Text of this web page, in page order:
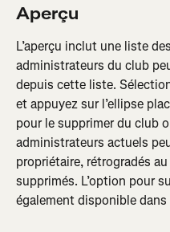
Aperçu
L’aperçu inclut une liste
administrateurs du club
depuis cette liste.
et appuyez sur l’ellipse
pour le supprimer du club
administrateurs actuels
propriétaire, rétrogradés
supprimés. L’option pour
également disponible dans